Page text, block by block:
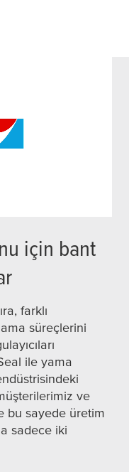
için bant
farklı
süreçlerini
ile yama
ve
bu sayede üretim
sadece iki